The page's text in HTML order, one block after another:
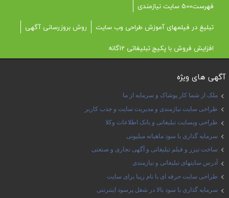
فهرست500 سایت نیازمندی
تبلیغ در فیلمهای آموزش طراحی وب سایت
روش بروزرسانی آگهی
افزایش فروش با پکیج تبلیغاتی 12گانه
آگهی های ویژه
ملک از شما کار پوشاک و سرمایه از ما
طراحی سایت نیازمندی و مدیریت سایت و جذب کاربر
طراحی وبسایت تبلیغاتی و بانک اطلاعات وکلا
سرمایه گذاری با سود ماهیانه میلیونی
ساخت تیزر و فیلم تبلیغاتی و آگهی تجاری و صنعتی
آدرس سایتهای تبلیغاتی و نیازمندی
طراحی سایت حرفه ای با نام زیبا برای سایت
سرمایه گذاری با سود بالا در شغل پرسود اینترنتی